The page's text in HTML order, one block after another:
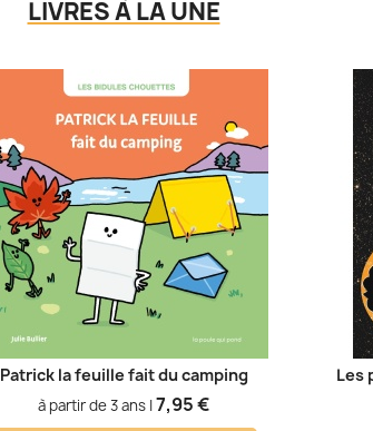
LIVRES À LA UNE
Patrick la feuille fait du camping
à partir de 3 ans |Prix
7,95 €
Les